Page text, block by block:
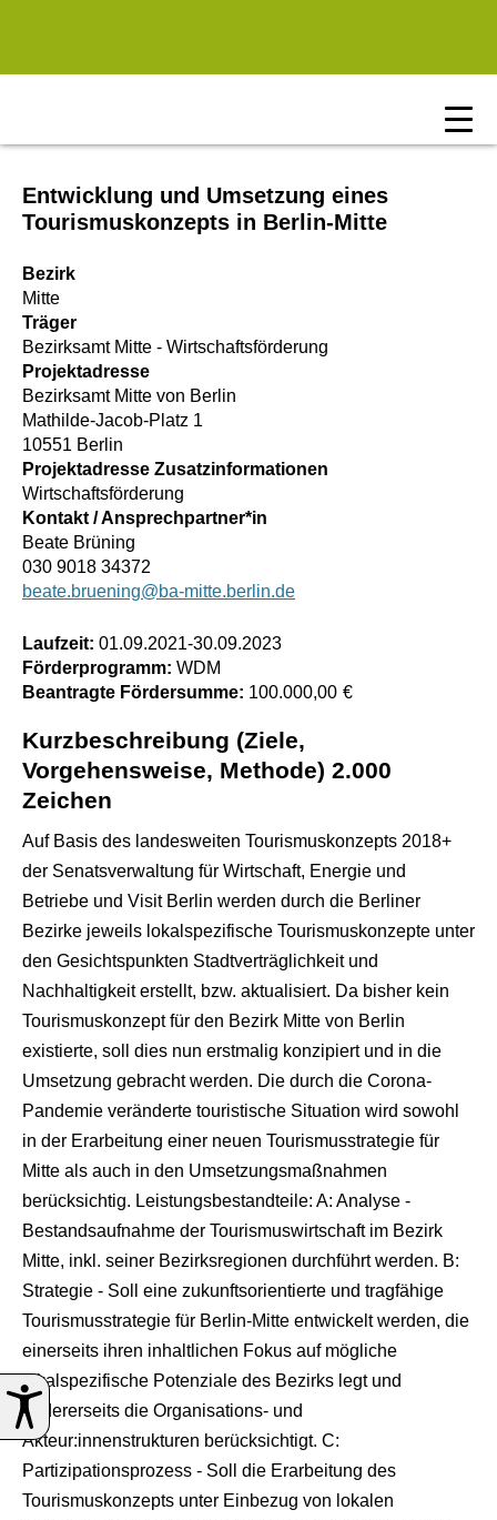
Entwicklung und Umsetzung eines
Tourismuskonzepts in Berlin-Mitte
Bezirk
Mitte
Träger
Bezirksamt Mitte - Wirtschaftsförderung
Projektadresse
Bezirksamt Mitte von Berlin
Mathilde-Jacob-Platz 1
10551 Berlin
Projektadresse Zusatzinformationen
Wirtschaftsförderung
Kontakt / Ansprechpartner*in
Beate Brüning
030 9018 34372
beate.bruening@ba-mitte.berlin.de
Laufzeit: 01.09.2021-30.09.2023
Förderprogramm: WDM
Beantragte Fördersumme: 100.000,00 €
Kurzbeschreibung (Ziele,
Vorgehensweise, Methode) 2.000
Zeichen
Auf Basis des landesweiten Tourismuskonzepts 2018+
der Senatsverwaltung für Wirtschaft, Energie und
Betriebe und Visit Berlin werden durch die Berliner
Bezirke jeweils lokalspezifische Tourismuskonzepte unter
den Gesichtspunkten Stadtverträglichkeit und
Nachhaltigkeit erstellt, bzw. aktualisiert. Da bisher kein
Tourismuskonzept für den Bezirk Mitte von Berlin
existierte, soll dies nun erstmalig konzipiert und in die
Umsetzung gebracht werden. Die durch die Corona-
Pandemie veränderte touristische Situation wird sowohl
in der Erarbeitung einer neuen Tourismusstrategie für
Mitte als auch in den Umsetzungsmaßnahmen
berücksichtig. Leistungsbestandteile: A: Analyse -
Bestandsaufnahme der Tourismuswirtschaft im Bezirk
Mitte, inkl. seiner Bezirksregionen durchführt werden. B:
Strategie - Soll eine zukunftsorientierte und tragfähige
Tourismusstrategie für Berlin-Mitte entwickelt werden, die
einerseits ihren inhaltlichen Fokus auf mögliche
lokalspezifische Potenziale des Bezirks legt und
andererseits die Organisations- und
Akteur:innenstrukturen berücksichtigt. C:
Partizipationsprozess - Soll die Erarbeitung des
Tourismuskonzepts unter Einbezug von lokalen